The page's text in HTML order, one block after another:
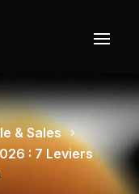
& Sales
: 7 Leviers